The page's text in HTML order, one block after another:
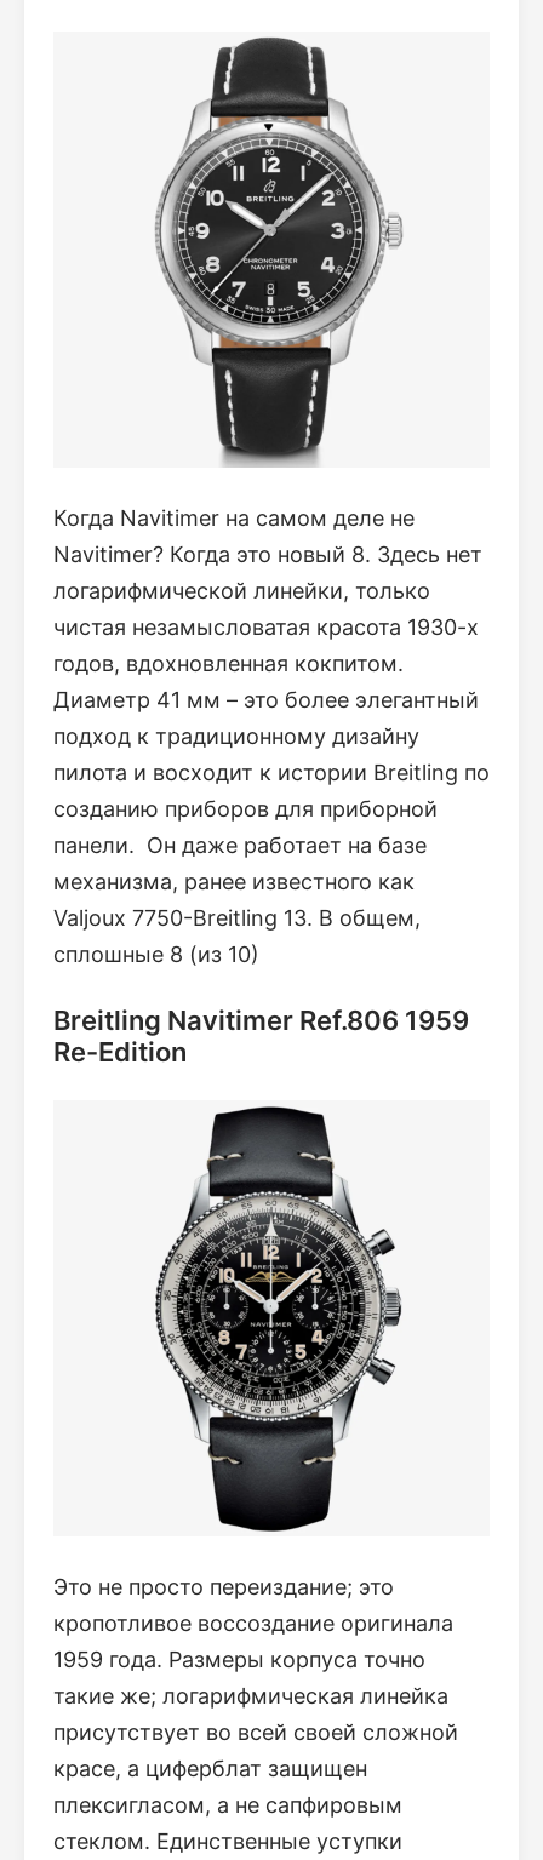
Когда Navitimer на самом деле не
Navitimer? Когда это новый 8. Здесь нет
логарифмической линейки, только
чистая незамысловатая красота 1930-х
годов, вдохновленная кокпитом.
Диаметр 41 мм – это более элегантный
подход к традиционному дизайну
пилота и восходит к истории Breitling по
созданию приборов для приборной
панели. Он даже работает на базе
механизма, ранее известного как
Valjoux 7750-Breitling 13. В общем,
сплошные 8 (из 10)
Breitling Navitimer Ref.806 1959
Re-Edition
Это не просто переиздание; это
кропотливое воссоздание оригинала
1959 года. Размеры корпуса точно
такие же; логарифмическая линейка
присутствует во всей своей сложной
красе, а циферблат защищен
плексигласом, а не сапфировым
стеклом. Единственные уступки